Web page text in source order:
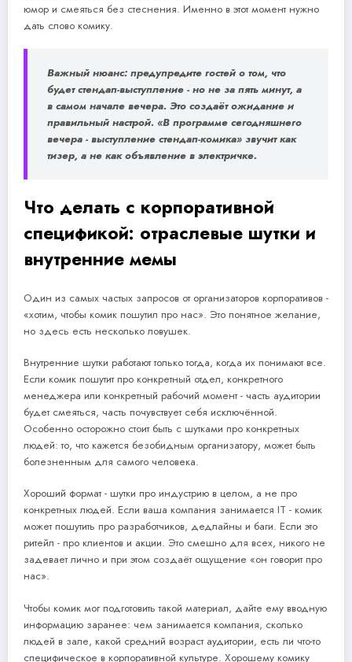
юмор и смеяться без стеснения. Именно в этот момент нужно
дать слово комику.
Важный нюанс: предупредите гостей о том, что
будет стендап-выступление - но не за пять минут, а
в самом начале вечера. Это создаёт ожидание и
правильный настрой. «В программе сегодняшнего
вечера - выступление стендап-комика» звучит как
тизер, а не как объявление в электричке.
Что делать с корпоративной
спецификой: отраслевые шутки и
внутренние мемы
Один из самых частых запросов от организаторов корпоративов -
«хотим, чтобы комик пошутил про нас». Это понятное желание,
но здесь есть несколько ловушек.
Внутренние шутки работают только тогда, когда их понимают все.
Если комик пошутит про конкретный отдел, конкретного
менеджера или конкретный рабочий момент - часть аудитории
будет смеяться, часть почувствует себя исключённой.
Особенно осторожно стоит быть с шутками про конкретных
людей: то, что кажется безобидным организатору, может быть
болезненным для самого человека.
Хороший формат - шутки про индустрию в целом, а не про
конкретных людей. Если ваша компания занимается IT - комик
может пошутить про разработчиков, дедлайны и баги. Если это
ритейл - про клиентов и акции. Это смешно для всех, никого не
задевает лично и при этом создаёт ощущение «он говорит про
нас».
Чтобы комик мог подготовить такой материал, дайте ему вводную
информацию заранее: чем занимается компания, сколько
людей в зале, какой средний возраст аудитории, есть ли что-то
специфическое в корпоративной культуре. Хорошему комику